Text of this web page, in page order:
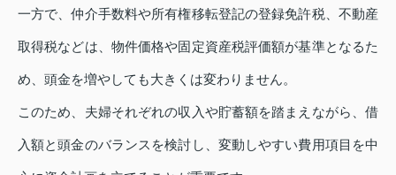
一方で、仲介手数料や所有権移転登記の登録免許税、不動産
取得税などは、物件価格や固定資産税評価額が基準となるた
め、頭金を増やしても大きくは変わりません。
このため、夫婦それぞれの収入や貯蓄額を踏まえながら、借
入額と頭金のバランスを検討し、変動しやすい費用項目を中